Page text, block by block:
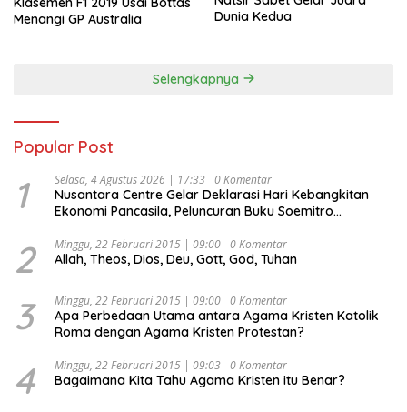
Menangi GP Australia
Dunia Kedua
Selengkapnya
Popular Post
1 Selasa, 4 Agustus 2026 | 17:33 0 Komentar
Nusantara Centre Gelar Deklarasi Hari Kebangkitan
Ekonomi Pancasila, Peluncuran Buku Soemitro
Ekonomi Politik Indonesia) & Simposium Nasional
“Urgensi Undang-Undang Perekonomian Nasional dan
Indonesia Emas 2045”,
2 Minggu, 22 Februari 2015 | 09:00 0 Komentar
Allah, Theos, Dios, Deu, Gott, God, Tuhan
3 Minggu, 22 Februari 2015 | 09:00 0 Komentar
Apa Perbedaan Utama antara Agama Kristen Katolik
Roma dengan Agama Kristen Protestan?
4 Minggu, 22 Februari 2015 | 09:03 0 Komentar
Bagaimana Kita Tahu Agama Kristen itu Benar?